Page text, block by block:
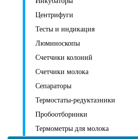
Центрифуги
Тесты и индикация
Люминоскопы
Счетчики колоний
Счетчики молока
Сепараторы
Термостаты-редуктазники
Пробоотборники
Термометры для молока